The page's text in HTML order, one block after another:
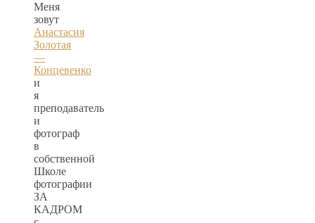
Меня
зовут
Анастасия
Золотая
—
Концевенко
и
я
преподаватель
и
фотограф
в
собственной
Школе
фотографии
ЗА
КАДРОМ